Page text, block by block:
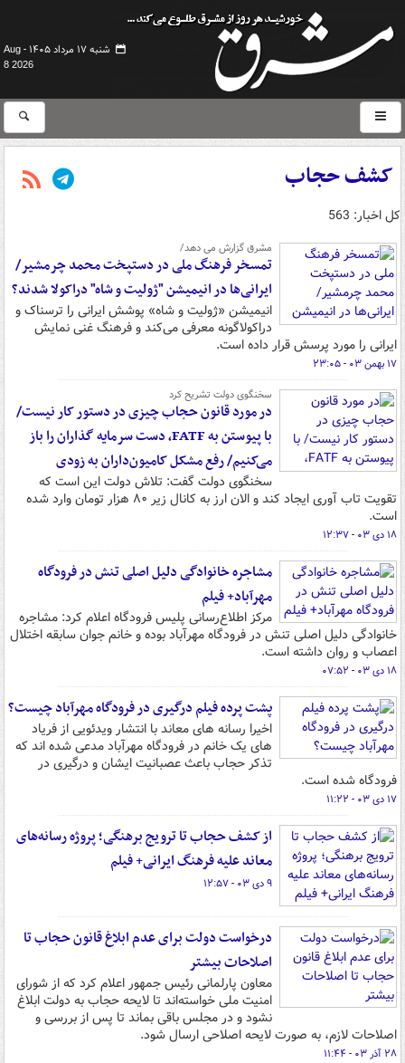
شنبه ۱۷ مرداد ۱۴۰۵ -
Aug
8 2026
کشف حجاب
کل اخبار: 563
مشرق گزارش می دهد/
تمسخر فرهنگ ملی در دستپخت محمد چرمشیر/
ایرانی‌ها در انیمیشن "ژولیت و شاه" دراکولا شدند؟
انیمیشن «ژولیت و شاه» پوشش ایرانی را ترسناک و
دراکولاگونه معرفی می‌کند و فرهنگ غنی نمایش
ایرانی را مورد پرسش قرار داده است.
۱۷ بهمن ۰۳ - ۲۳:۰۵
سخنگوی دولت تشریح کرد
در مورد قانون حجاب چیزی در دستور کار نیست/
با پیوستن به FATF، دست سرمایه گذاران را باز
می‌کنیم/ رفع مشکل کامیون‌داران به زودی
سخنگوی دولت گفت: تلاش دولت این است که
تقویت تاب آوری ایجاد کند و الان ارز به کانال زیر ۸۰ هزار تومان وارد شده
است.
۱۸ دی ۰۳ - ۱۲:۳۷
مشاجره خانوادگی دلیل اصلی تنش در فرودگاه
مهرآباد+ فیلم
مرکز اطلاع‌رسانی پلیس فرودگاه اعلام کرد: مشاجره
خانوادگی دلیل اصلی تنش در فرودگاه مهرآباد بوده و خانم جوان سابقه اختلال
اعصاب و روان داشته است.
۱۸ دی ۰۳ - ۰۷:۵۲
پشت پرده فیلم درگیری در فرودگاه مهرآباد چیست؟
اخیرا رسانه های معاند با انتشار ویدئویی از فریاد
های یک خانم در فرودگاه مهرآباد مدعی شده اند که
تذکر حجاب باعث عصبانیت ایشان و درگیری در
فرودگاه شده است.
۱۷ دی ۰۳ - ۱۱:۲۲
از کشف حجاب تا ترویج برهنگی؛ پروژه رسانه‌های
معاند علیه فرهنگ ایرانی+ فیلم
۹ دی ۰۳ - ۱۲:۵۷
درخواست دولت برای عدم ابلاغ قانون حجاب تا
اصلاحات بیشتر
معاون پارلمانی رئیس جمهور اعلام کرد که از شورای
امنیت ملی خواسته‌اند تا لایحه حجاب به دولت ابلاغ
نشود و در مجلس باقی بماند تا پس از بررسی و
اصلاحات لازم، به صورت لایحه اصلاحی ارسال شود.
۲۸ آذر ۰۳ - ۱۱:۴۴